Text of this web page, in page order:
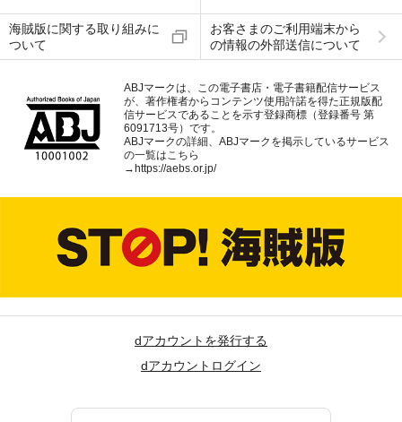
海賊版に関する取り組みに
ついて
お客さまのご利用端末から
の情報の外部送信について
ABJマークは、この電子書店・電子書籍配信サービス
が、著作権者からコンテンツ使用許諾を得た正規版配
信サービスであることを示す登録商標（登録番号 第
6091713号）です。
ABJマークの詳細、ABJマークを掲示しているサービス
の一覧はこちら
→ https://aebs.or.jp/
dアカウントを発行する
dアカウントログイン